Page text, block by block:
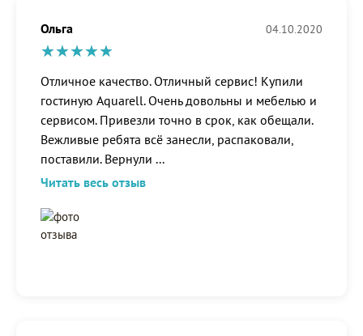
Ольга 04.10.2020
Отличное качество. Отличный сервис! Купили
гостиную Aquarell. Очень довольны и мебелью и
сервисом. Привезли точно в срок, как обещали.
Вежливые ребята всё занесли, распаковали,
поставили. Вернули ...
Читать весь отзыв